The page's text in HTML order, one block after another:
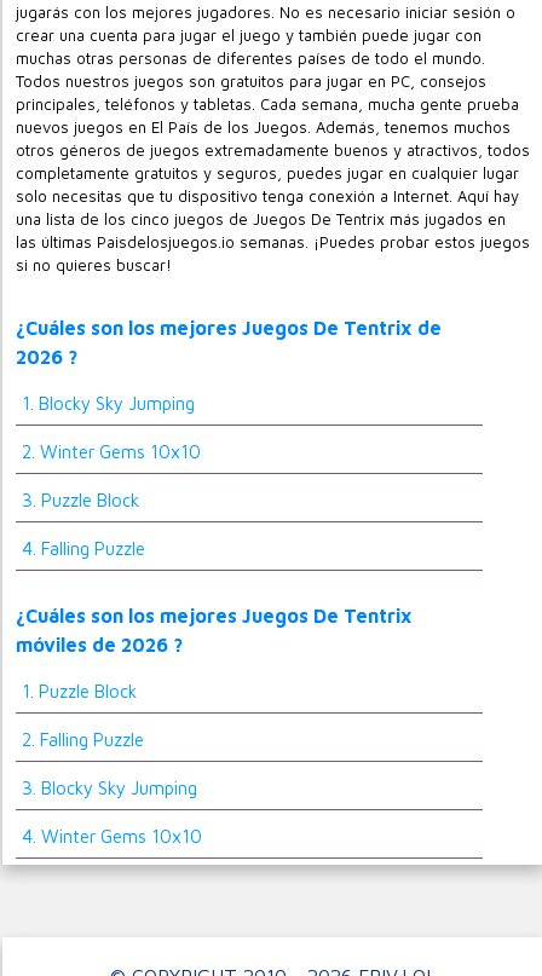
jugarás con los mejores jugadores. No es necesario iniciar sesión o
crear una cuenta para jugar el juego y también puede jugar con
muchas otras personas de diferentes países de todo el mundo.
Todos nuestros juegos son gratuitos para jugar en PC, consejos
principales, teléfonos y tabletas. Cada semana, mucha gente prueba
nuevos juegos en El País de los Juegos. Además, tenemos muchos
otros géneros de juegos extremadamente buenos y atractivos, todos
completamente gratuitos y seguros, puedes jugar en cualquier lugar
solo necesitas que tu dispositivo tenga conexión a Internet. Aquí hay
una lista de los cinco juegos de Juegos De Tentrix más jugados en
las últimas Paisdelosjuegos.io semanas. ¡Puedes probar estos juegos
si no quieres buscar!
¿Cuáles son los mejores Juegos De Tentrix de
2026 ?
1. Blocky Sky Jumping
2. Winter Gems 10x10
3. Puzzle Block
4. Falling Puzzle
¿Cuáles son los mejores Juegos De Tentrix
móviles de 2026 ?
1. Puzzle Block
2. Falling Puzzle
3. Blocky Sky Jumping
4. Winter Gems 10x10